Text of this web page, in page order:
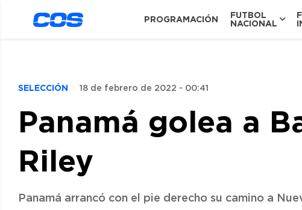
PROGRAMACIÓN
FUTBOL
NACIONAL
SELECCIÓN 18 de febrero de 2022 - 00:41
Panamá golea a
Riley
Panamá arrancó con el pie derecho su camino a